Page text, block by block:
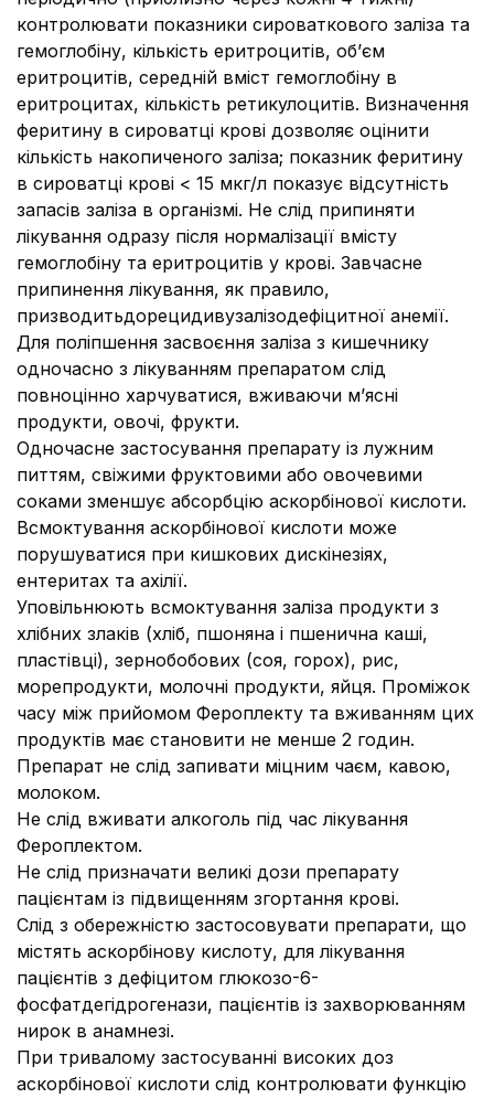
контролювати показники сироваткового заліза та
гемоглобіну, кількість еритроцитів, об’єм
еритроцитів, середній вміст гемоглобіну в
еритроцитах, кількість ретикулоцитів. Визначення
феритину в сироватці крові дозволяє оцінити
кількість накопиченого заліза; показник феритину
в сироватці крові < 15 мкг/л показує відсутність
запасів заліза в організмі. Не слід припиняти
лікування одразу після нормалізації вмісту
гемоглобіну та еритроцитів у крові. Завчасне
припинення лікування, як правило,
призводитьдорецидивузалізодефіцитної анемії.
Для поліпшення засвоєння заліза з кишечнику
одночасно з лікуванням препаратом слід
повноцінно харчуватися, вживаючи м’ясні
продукти, овочі, фрукти.
Одночасне застосування препарату із лужним
питтям, свіжими фруктовими або овочевими
соками зменшує абсорбцію аскорбінової кислоти.
Всмоктування аскорбінової кислоти може
порушуватися при кишкових дискінезіях,
ентеритах та ахілії.
Уповільнюють всмоктування заліза продукти з
хлібних злаків (хліб, пшоняна і пшенична каші,
пластівці), зернобобових (соя, горох), рис,
морепродукти, молочні продукти, яйця. Проміжок
часу між прийомом Фероплекту та вживанням цих
продуктів має становити не менше 2 годин.
Препарат не слід запивати міцним чаєм, кавою,
молоком.
Не слід вживати алкоголь під час лікування
Фероплектом.
Не слід призначати великі дози препарату
пацієнтам із підвищенням згортання крові.
Слід з обережністю застосовувати препарати, що
містять аскорбінову кислоту, для лікування
пацієнтів з дефіцитом глюкозо-6-
фосфатдегідрогенази, пацієнтів із захворюванням
нирок в анамнезі.
При тривалому застосуванні високих доз
аскорбінової кислоти слід контролювати функцію